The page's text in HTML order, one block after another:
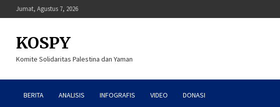
to
Jumat, Agustus 7, 2026
KOSPY
Komite Solidaritas Palestina dan Yaman
BERITA ANALISIS INFOGRAFIS VIDEO DONASI